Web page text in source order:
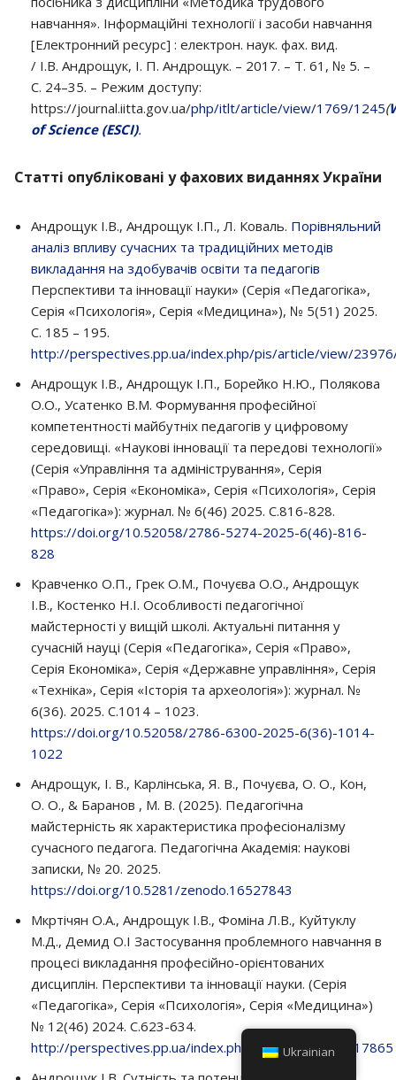
навчання». Інформаційні технології і засоби навчання
[Електронний ресурс] : електрон. наук. фах. вид.
/ І.В. Андрощук, І. П. Андрощук. – 2017. – Т. 61, № 5. –
С. 24–35. – Режим доступу:
https://journal.iitta.gov.ua/php/itlt/article/view/1769/1245(
of Science (ESCI).
Статті опубліковані у фахових виданнях України
Андрощук І.В., Андрощук І.П., Л. Коваль. Порівняльний
аналіз впливу сучасних та традиційних методів
викладання на здобувачів освіти та педагогів
Перспективи та інновації науки» (Серія «Педагогіка»,
Серія «Психологія», Серія «Медицина»), № 5(51) 2025.
С. 185 – 195.
http://perspectives.pp.ua/index.php/pis/article/view/
Андрощук І.В., Андрощук І.П., Борейко Н.Ю., Полякова
О.О., Усатенко В.М. Формування професійної
компетентності майбутніх педагогів у цифровому
середовищі. «Наукові інновації та передові технології»
(Серія «Управління та адміністрування», Серія
«Право», Серія «Економіка», Серія «Психологія», Серія
«Педагогіка»): журнал. № 6(46) 2025. С.816-828.
https://doi.org/10.52058/2786-5274-2025-6(46)-816-
828
Кравченко О.П., Грек О.М., Почуєва О.О., Андрощук
І.В., Костенко Н.І. Особливості педагогічної
майстерності у вищій школі. Актуальні питання у
сучасній науці (Серія «Педагогіка», Серія «Право»,
Серія Економіка», Серія «Державне управління», Серія
«Техніка», Серія «Історія та археологія»): журнал. №
6(36). 2025. С.1014 – 1023.
https://doi.org/10.52058/2786-6300-2025-6(36)-1014-
1022
Андрощук, І. В., Карлінська, Я. В., Почуєва, О. О., Кон,
О. О., & Баранов , М. В. (2025). Педагогічна
майстерність як характеристика професіоналізму
сучасного педагога. Педагогічна Академія: наукові
записки, № 20. 2025.
https://doi.org/10.5281/zenodo.16527843
Мкртічян О.А., Андрощук І.В., Фоміна Л.В., Куйтуклу
М.Д., Демид О.І Застосування проблемного навчання в
процесі викладання професійно-орієнтованих
дисциплін. Перспективи та інновації науки. (Серія
«Педагогіка», Серія «Психологія», Серія «Медицина»)
№ 12(46) 2024. С.623-634.
http://perspectives.pp.ua/index.php/pis/article/view/17865
Ukrainian